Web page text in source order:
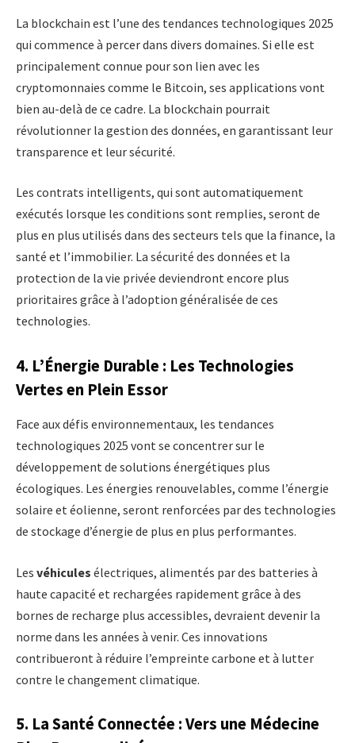
La blockchain est l’une des tendances technologiques 2025
qui commence à percer dans divers domaines. Si elle est
principalement connue pour son lien avec les
cryptomonnaies comme le Bitcoin, ses applications vont
bien au-delà de ce cadre. La blockchain pourrait
révolutionner la gestion des données, en garantissant leur
transparence et leur sécurité.
Les contrats intelligents, qui sont automatiquement
exécutés lorsque les conditions sont remplies, seront de
plus en plus utilisés dans des secteurs tels que la finance, la
santé et l’immobilier. La sécurité des données et la
protection de la vie privée deviendront encore plus
prioritaires grâce à l’adoption généralisée de ces
technologies.
4. L’Énergie Durable : Les Technologies
Vertes en Plein Essor
Face aux défis environnementaux, les tendances
technologiques 2025 vont se concentrer sur le
développement de solutions énergétiques plus
écologiques. Les énergies renouvelables, comme l’énergie
solaire et éolienne, seront renforcées par des technologies
de stockage d’énergie de plus en plus performantes.
Les véhicules électriques, alimentés par des batteries à
haute capacité et rechargées rapidement grâce à des
bornes de recharge plus accessibles, devraient devenir la
norme dans les années à venir. Ces innovations
contribueront à réduire l’empreinte carbone et à lutter
contre le changement climatique.
5. La Santé Connectée : Vers une Médecine